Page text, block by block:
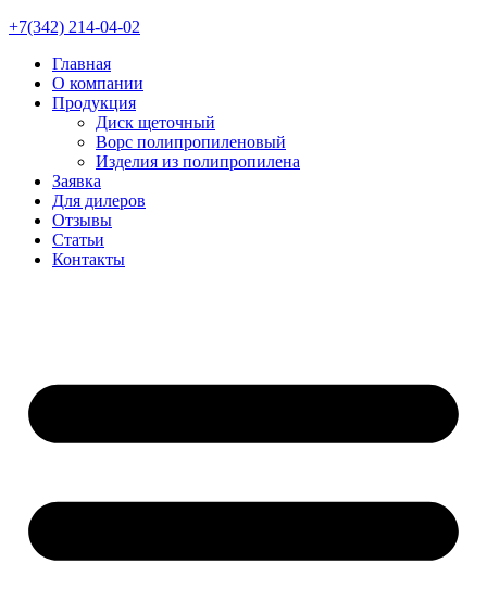
+7(342) 214-04-02
Главная
О компании
Продукция
Диск щеточный
Ворс полипропиленовый
Изделия из полипропилена
Заявка
Для дилеров
Отзывы
Статьи
Контакты